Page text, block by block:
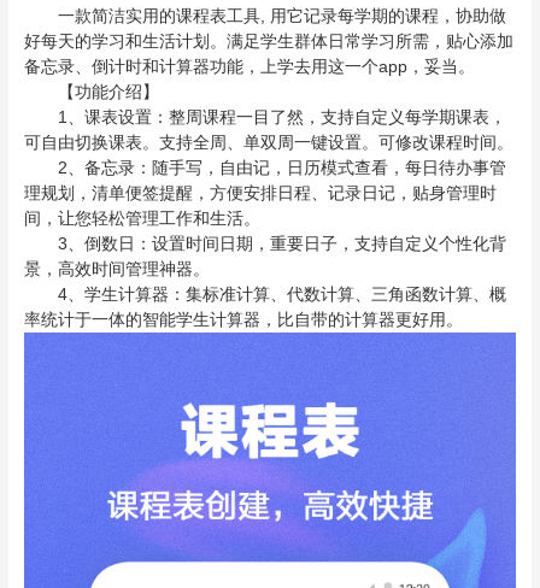
一款简洁实用的课程表工具, 用它记录每学期的课程，协助做
好每天的学习和生活计划。满足学生群体日常学习所需，贴心添加
备忘录、倒计时和计算器功能，上学去用这一个app，妥当。
【功能介绍】
1、课表设置：整周课程一目了然，支持自定义每学期课表，
可自由切换课表。支持全周、单双周一键设置。可修改课程时间。
2、备忘录：随手写，自由记，日历模式查看，每日待办事管
理规划，清单便签提醒，方便安排日程、记录日记，贴身管理时
间，让您轻松管理工作和生活。
3、倒数日：设置时间日期，重要日子，支持自定义个性化背
景，高效时间管理神器。
4、学生计算器：集标准计算、代数计算、三角函数计算、概
率统计于一体的智能学生计算器，比自带的计算器更好用。